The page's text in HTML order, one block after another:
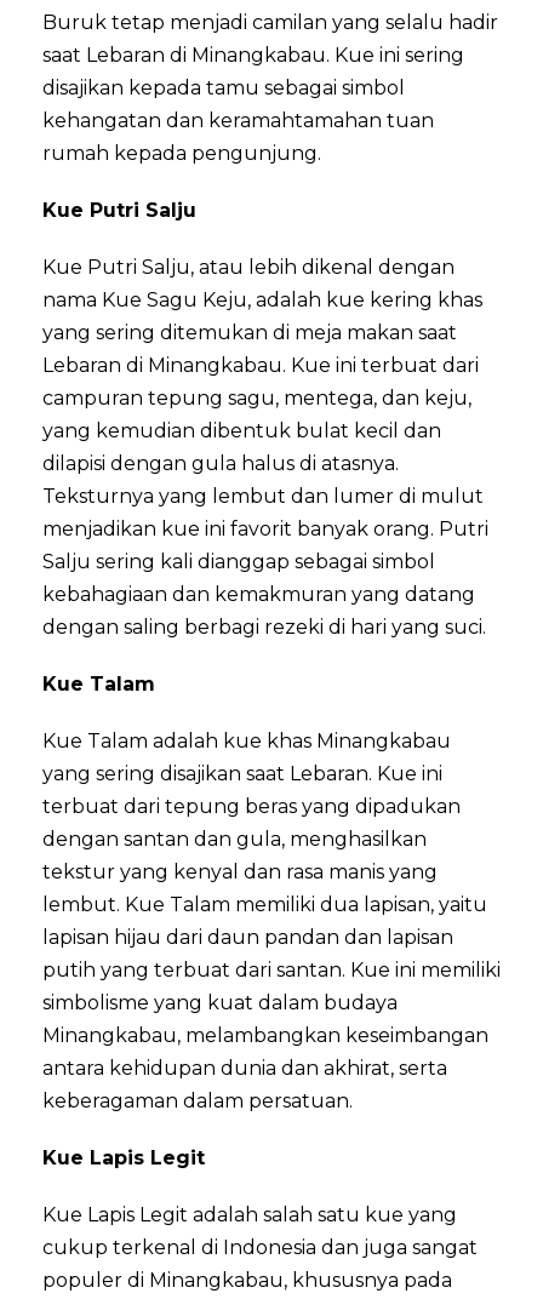
Buruk tetap menjadi camilan yang selalu hadir
saat Lebaran di Minangkabau. Kue ini sering
disajikan kepada tamu sebagai simbol
kehangatan dan keramahtamahan tuan
rumah kepada pengunjung.
Kue Putri Salju
Kue Putri Salju, atau lebih dikenal dengan
nama Kue Sagu Keju, adalah kue kering khas
yang sering ditemukan di meja makan saat
Lebaran di Minangkabau. Kue ini terbuat dari
campuran tepung sagu, mentega, dan keju,
yang kemudian dibentuk bulat kecil dan
dilapisi dengan gula halus di atasnya.
Teksturnya yang lembut dan lumer di mulut
menjadikan kue ini favorit banyak orang. Putri
Salju sering kali dianggap sebagai simbol
kebahagiaan dan kemakmuran yang datang
dengan saling berbagi rezeki di hari yang suci.
Kue Talam
Kue Talam adalah kue khas Minangkabau
yang sering disajikan saat Lebaran. Kue ini
terbuat dari tepung beras yang dipadukan
dengan santan dan gula, menghasilkan
tekstur yang kenyal dan rasa manis yang
lembut. Kue Talam memiliki dua lapisan, yaitu
lapisan hijau dari daun pandan dan lapisan
putih yang terbuat dari santan. Kue ini memiliki
simbolisme yang kuat dalam budaya
Minangkabau, melambangkan keseimbangan
antara kehidupan dunia dan akhirat, serta
keberagaman dalam persatuan.
Kue Lapis Legit
Kue Lapis Legit adalah salah satu kue yang
cukup terkenal di Indonesia dan juga sangat
populer di Minangkabau, khususnya pada